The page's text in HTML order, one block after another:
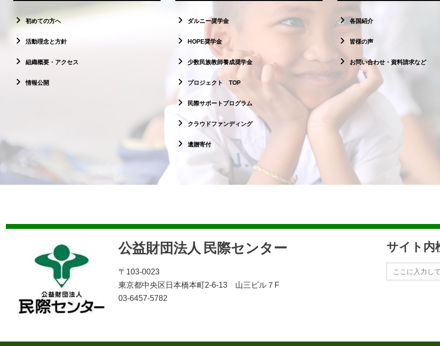
初めての方へ
活動理念と方針
組織概要・アクセス
情報公開
ダルニー奨学金
HOPE奨学金
少数民族教師養成奨学金
プロジェクト TOP
民際サポートプログラム
クラウドファンディング
遺贈寄付
各国紹介
皆様の声
お問い合わせ・資料請求など
公益財団法人 民際センター
〒103-0023
東京都中央区日本橋本町2-6-13 山三ビル７F
03-6457-5782
サイト内
Search
for: